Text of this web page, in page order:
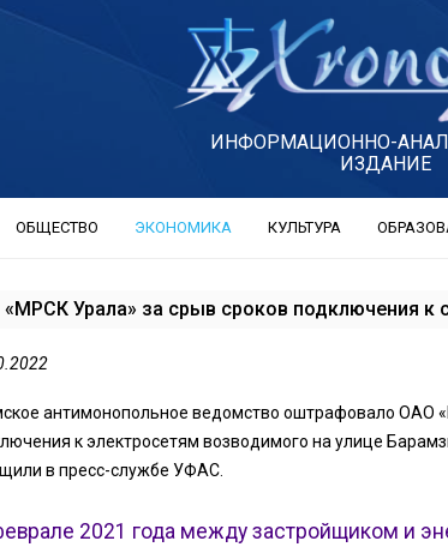
ИНФОРМАЦИОННО-
ИЗДАНИЕ
ОБЩЕСТВО ЭКОНОМИКА КУЛЬТУРА
Урала» за срыв сроков подключения к
антимонопольное ведомство оштрафовало ОАО
к электросетям возводимого на улице
в пресс-службе УФАС.
2021 года между застройщиком и